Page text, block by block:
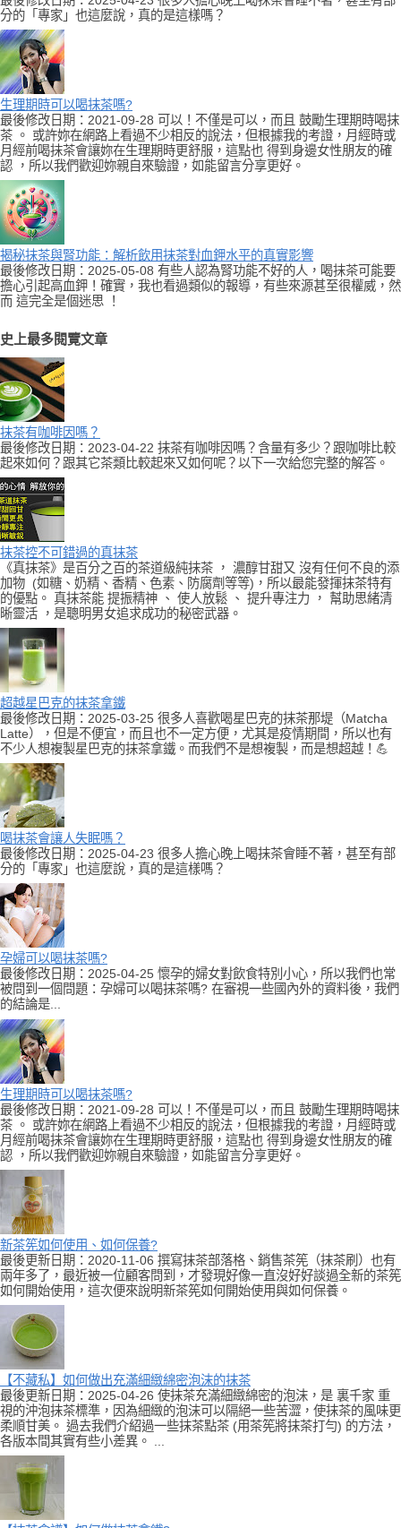
分的「專家」也這麼說，真的是這樣嗎？
生理期時可以喝抹茶嗎?
最後修改日期：2021-09-28 可以！不僅是可以，而且 鼓勵生理期時喝抹
茶 。 或許妳在網路上看過不少相反的說法，但根據我的考證，月經時或
月經前喝抹茶會讓妳在生理期時更舒服，這點也 得到身邊女性朋友的確
認 ，所以我們歡迎妳親自來驗證，如能留言分享更好。
揭秘抹茶與腎功能：解析飲用抹茶對血鉀水平的真實影響
最後修改日期：2025-05-08 有些人認為腎功能不好的人，喝抹茶可能要
擔心引起高血鉀！確實，我也看過類似的報導，有些來源甚至很權威，然
而 這完全是個迷思 ！
史上最多閱覽文章
抹茶有咖啡因嗎？
最後修改日期：2023-04-22 抹茶有咖啡因嗎？含量有多少？跟咖啡比較
起來如何？跟其它茶類比較起來又如何呢？以下一次給您完整的解答。
抹茶控不可錯過的真抹茶
《真抹茶》是百分之百的茶道級純抹茶 ， 濃醇甘甜又 沒有任何不良的添
加物 (如糖、奶精、香精、色素、防腐劑等等)，所以最能發揮抹茶特有
的優點。 真抹茶能 提振精神 、 使人放鬆 、 提升專注力 ， 幫助思緒清
晰靈活 ，是聰明男女追求成功的秘密武器。
超越星巴克的抹茶拿鐵
最後修改日期：2025-03-25 很多人喜歡喝星巴克的抹茶那堤（Matcha
Latte），但是不便宜，而且也不一定方便，尤其是疫情期間，所以也有
不少人想複製星巴克的抹茶拿鐵。而我們不是想複製，而是想超越！💪
喝抹茶會讓人失眠嗎？
最後修改日期：2025-04-23 很多人擔心晚上喝抹茶會睡不著，甚至有部
分的「專家」也這麼說，真的是這樣嗎？
孕婦可以喝抹茶嗎?
最後修改日期：2025-04-25 懷孕的婦女對飲食特別小心，所以我們也常
被問到一個問題：孕婦可以喝抹茶嗎? 在審視一些國內外的資料後，我們
的結論是...
生理期時可以喝抹茶嗎?
最後修改日期：2021-09-28 可以！不僅是可以，而且 鼓勵生理期時喝抹
茶 。 或許妳在網路上看過不少相反的說法，但根據我的考證，月經時或
月經前喝抹茶會讓妳在生理期時更舒服，這點也 得到身邊女性朋友的確
認 ，所以我們歡迎妳親自來驗證，如能留言分享更好。
新茶筅如何使用、如何保養?
最後更新日期：2020-11-06 撰寫抹茶部落格、銷售茶筅（抹茶刷）也有
兩年多了，最近被一位顧客問到，才發現好像一直沒好好談過全新的茶筅
如何開始使用，這次便來說明新茶筅如何開始使用與如何保養。
【不藏私】如何做出充滿細緻綿密泡沫的抹茶
最後更新日期：2025-04-26 使抹茶充滿細緻綿密的泡沫，是 裏千家 重
視的沖泡抹茶標準，因為細緻的泡沫可以隔絕一些苦澀，使抹茶的風味更
柔順甘美。 過去我們介紹過一些抹茶點茶 (用茶筅將抹茶打勻) 的方法，
各版本間其實有些小差異。 ...